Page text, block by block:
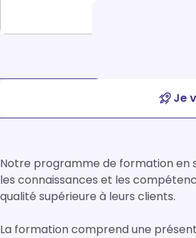
Je
Notre programme de formation en
les connaissances et les
qualité supérieure à leurs clients.
La formation comprend une